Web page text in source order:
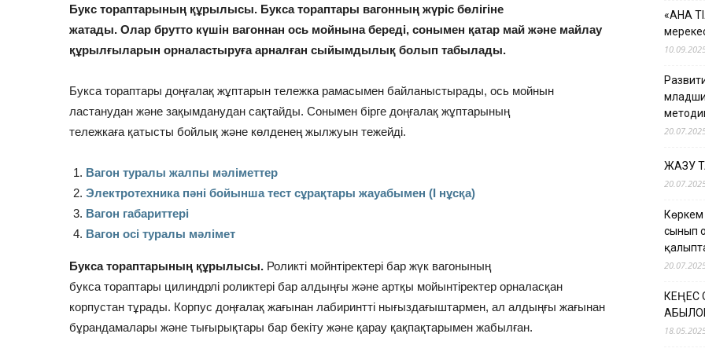
Букс тораптарының құрылысы. Букса тораптары вагонның жүріс бөлігіне
жатады. Олар брутто күшін вагоннан ось мойнына береді, сонымен қатар май және майлау
құрылғыларын орналастыруға арналған сыйымдылық болып табылады.
Букса тораптары доңғалақ жұптарын тележка рамасымен байланыстырады, ось мойнын
ластанудан және зақымданудан сақтайды. Сонымен бірге доңғалақ жұптарының
тележкаға қатысты бойлық және көлденең жылжуын тежейді.
Вагон туралы жалпы мәліметтер
Электротехника пәні бойынша тест сұрақтары жауабымен (І нұсқа)
Вагон габариттері
Вагон осі туралы мәлімет
Букса тораптарының құрылысы. Роликті мойнтіректері бар жүк вагонының
букса тораптары цилиндрлі роликтері бар алдыңғы және артқы мойынтіректер орналасқан
корпустан тұрады. Корпус доңғалақ жағынан лабиринтті нығыздағыштармен, ал алдыңғы жағынан
бұрандамалары және тығырықтары бар бекіту және қарау қақпақтарымен жабылған.
«АНА
ЖАЗУ
сынып
КЕҢЕС